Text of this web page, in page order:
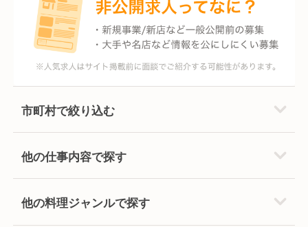
市町村で絞り込む
他の仕事内容で探す
他の料理ジャンルで探す